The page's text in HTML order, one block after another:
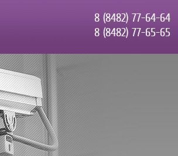
8 (8482) 77-64-64
8 (8482) 77-65-65